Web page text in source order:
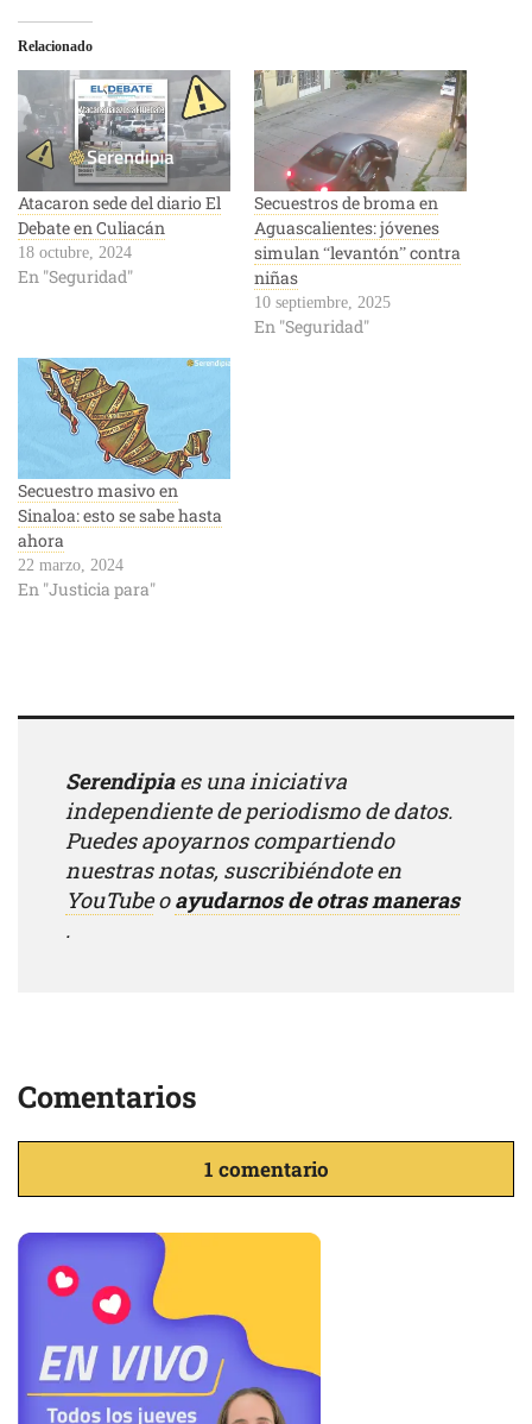
Relacionado
Atacaron sede del diario El
Debate en Culiacán
18 octubre, 2024
En "Seguridad"
Secuestros de broma en
Aguascalientes: jóvenes
simulan “levantón” contra
niñas
10 septiembre, 2025
En "Seguridad"
Secuestro masivo en
Sinaloa: esto se sabe hasta
ahora
22 marzo, 2024
En "Justicia para"
Serendipiaes una iniciativa
independiente de periodismo de datos.
Puedes apoyarnos compartiendo
nuestras notas, suscribiéndote en
YouTubeoayudarnos de otras maneras
.
Comentarios
1 comentario